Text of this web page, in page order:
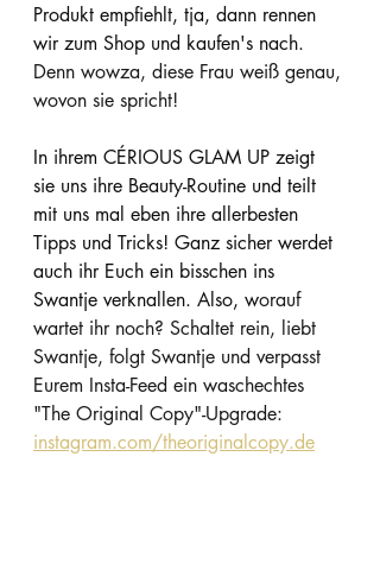
Produkt empfiehlt, tja, dann rennen
wir zum Shop und kaufen's nach.
Denn wowza, diese Frau weiß genau,
wovon sie spricht!
In ihrem CÉRIOUS GLAM UP zeigt
sie uns ihre Beauty-Routine und teilt
mit uns mal eben ihre allerbesten
Tipps und Tricks! Ganz sicher werdet
auch ihr Euch ein bisschen ins
Swantje verknallen. Also, worauf
wartet ihr noch? Schaltet rein, liebt
Swantje, folgt Swantje und verpasst
Eurem Insta-Feed ein waschechtes
"The Original Copy"-Upgrade:
instagram.com/theoriginalcopy.de